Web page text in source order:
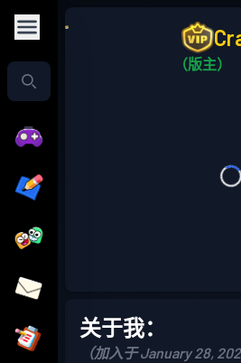
（版主）
关于我：
（加入于 January 28,